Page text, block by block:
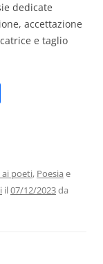
dedicate
accettazione
e taglio
vi
di
ai poeti, Poesia e
il07/12/2023da